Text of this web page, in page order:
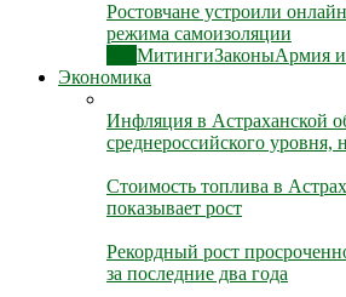
Ростовчане устроили
режима самоизоляции
МитингиЗаконыАрмия
Экономика
Инфляция в Астраханской
среднероссийского уровня,
Стоимость топлива в
показывает рост
Рекордный рост
за последние два года